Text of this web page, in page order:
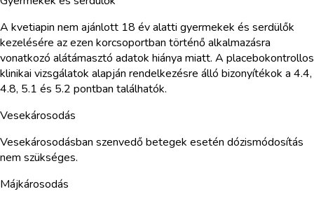
A kvetiapin nem ajánlott 18 év alatti gyermekek és serdülők
kezelésére az ezen korcsoportban történő alkalmazásra
vonatkozó alátámasztó adatok hiánya miatt. A placebokontrollos
klinikai vizsgálatok alapján rendelkezésre álló bizonyítékok a 4.4,
4.8, 5.1 és 5.2 pontban találhatók.
Vesekárosodás
Vesekárosodásban szenvedő betegek esetén dózismódosítás
nem szükséges.
Májkárosodás